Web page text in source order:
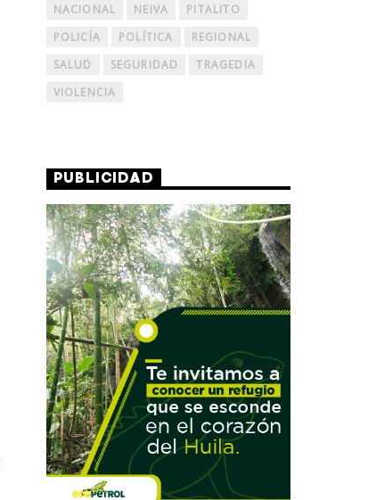
NACIONAL
NEIVA
PITALITO
POLICÍA
POLÍTICA
REGIONAL
SALUD
SEGURIDAD
TRAGEDIA
VIOLENCIA
PUBLICIDAD